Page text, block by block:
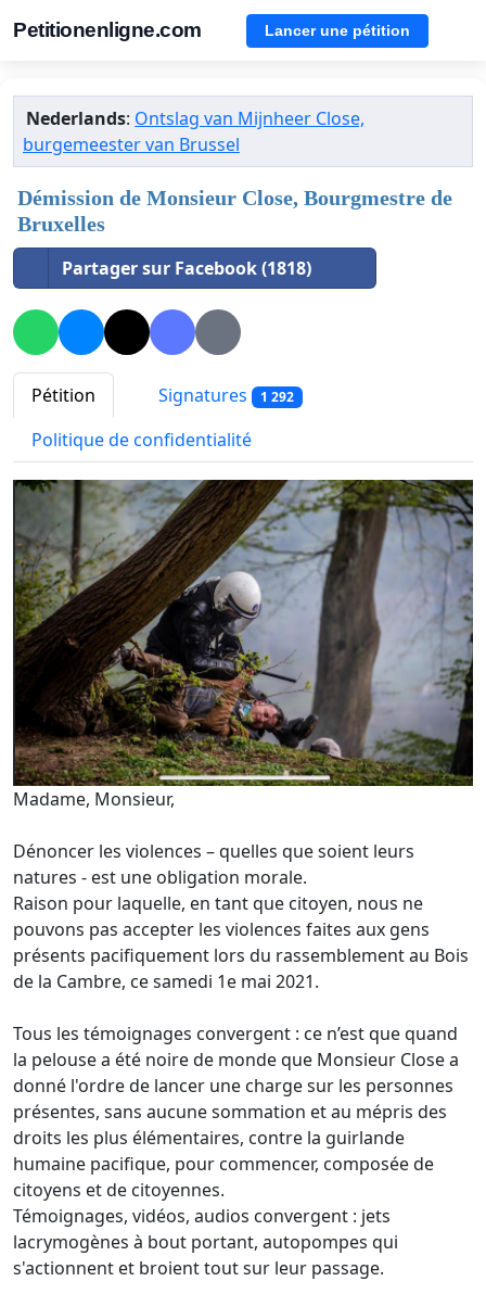
Petitionenligne.com Lancer une pétition
Nederlands: Ontslag van Mijnheer Close,
burgemeester van Brussel
Démission de Monsieur Close, Bourgmestre de
Bruxelles
Partager sur Facebook (1818)
Pétition Signatures 1 292
Politique de confidentialité
Madame, Monsieur,
Dénoncer les violences – quelles que soient leurs
natures - est une obligation morale.
Raison pour laquelle, en tant que citoyen, nous ne
pouvons pas accepter les violences faites aux gens
présents pacifiquement lors du rassemblement au Bois
de la Cambre, ce samedi 1e mai 2021.
Tous les témoignages convergent : ce n’est que quand
la pelouse a été noire de monde que Monsieur Close a
donné l'ordre de lancer une charge sur les personnes
présentes, sans aucune sommation et au mépris des
droits les plus élémentaires, contre la guirlande
humaine pacifique, pour commencer, composée de
citoyens et de citoyennes.
Témoignages, vidéos, audios convergent : jets
lacrymogènes à bout portant, autopompes qui
s'actionnent et broient tout sur leur passage.